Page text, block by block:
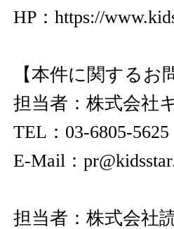
HP： https://
【本件に関するお
担当者：株式会
TEL：03-6805-5625
E-Mail：
担当者：株式会社